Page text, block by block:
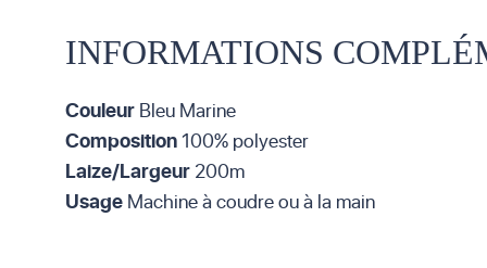
INFORMATIONS
Couleur Bleu Marine
Composition100% polyester
Laize/Largeur 200m
Usage Machine à coudre ou à la main